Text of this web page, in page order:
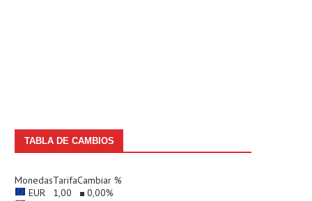
TABLA DE CAMBIOS
MonedasTarifaCambiar %
EUR
1,00 0,00%